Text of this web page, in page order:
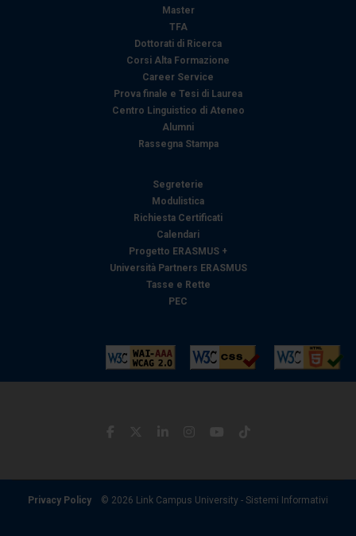
Master
TFA
Dottorati di Ricerca
Corsi Alta Formazione
Career Service
Prova finale e Tesi di Laurea
Centro Linguistico di Ateneo
Alumni
Rassegna Stampa
Segreterie
Modulistica
Richiesta Certificati
Calendari
Progetto ERASMUS +
Università Partners ERASMUS
Tasse e Rette
PEC
Privacy Policy © 2026 Link Campus University - Sistemi Informativi